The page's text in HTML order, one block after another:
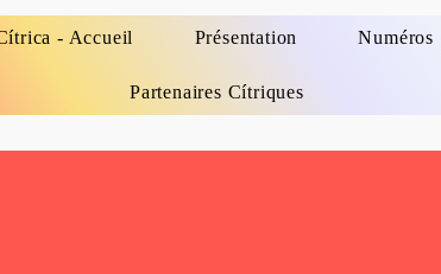
- Accueil Présentation Numéros
Partenaires Cítriques